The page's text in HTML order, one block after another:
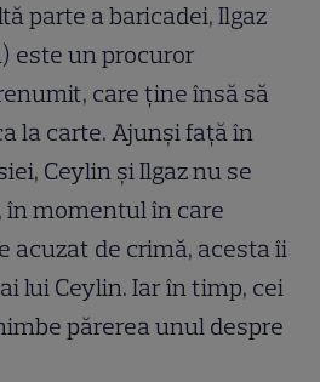
parte a baricadei, Ilgaz
este un procuror
care ține însă să
la carte. Ajunși față în
Ceylin și Ilgaz nu se
în momentul în care
acuzat de crimă, acesta îi
lui Ceylin. Iar în timp, cei
părerea unul despre